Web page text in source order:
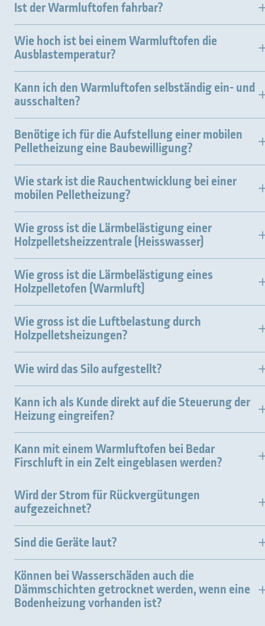
Ist der Warmluftofen fahrbar?
Wie hoch ist bei einem Warmluftofen die
Ausblastemperatur?
Kann ich den Warmluftofen selbständig ein- und
ausschalten?
Benötige ich für die Aufstellung einer mobilen
Pelletheizung eine Baubewilligung?
Wie stark ist die Rauchentwicklung bei einer
mobilen Pelletheizung?
Wie gross ist die Lärmbelästigung einer
Holzpelletsheizzentrale (Heisswasser)
Wie gross ist die Lärmbelästigung eines
Holzpelletofen (Warmluft)
Wie gross ist die Luftbelastung durch
Holzpelletsheizungen?
Wie wird das Silo aufgestellt?
Kann ich als Kunde direkt auf die Steuerung der
Heizung eingreifen?
Kann mit einem Warmluftofen bei Bedar
Firschluft in ein Zelt eingeblasen werden?
Wird der Strom für Rückvergütungen
aufgezeichnet?
Sind die Geräte laut?
Können bei Wasserschäden auch die
Dämmschichten getrocknet werden, wenn eine
Bodenheizung vorhanden ist?